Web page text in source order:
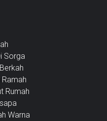
Sorga
Rumah
Warna